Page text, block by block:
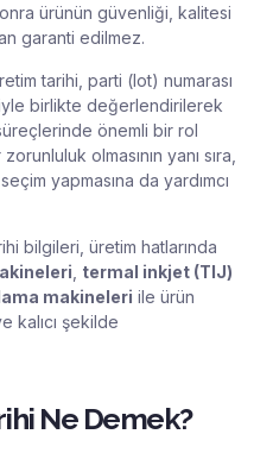
ürünün güvenliği, kalitesi
garanti edilmez.
tarihi, parti (lot) numarası
birlikte değerlendirilerek
önemli bir rol
olmasının yanı sıra,
yapmasına da yardımcı
bilgileri, üretim hatlarında
termal inkjet (TIJ)
makineleri ile ürün
kalıcı şekilde
Ne Demek?